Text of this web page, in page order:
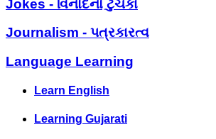
Jokes - વિનોદનો ટુચકા
Journalism - પત્રકારત્વ
Language Learning
Learn English
Learning Gujarati